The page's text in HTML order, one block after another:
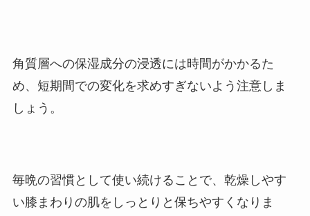
角質層への保湿成分の浸透には時間がかかるた
め、短期間での変化を求めすぎないよう注意しま
しょう。
毎晩の習慣として使い続けることで、乾燥しやす
い膝まわりの肌をしっとりと保ちやすくなりま